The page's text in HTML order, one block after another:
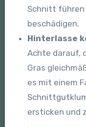
Schnitt führen
beschädigen.
Hinterlasse
Achte darauf,
Gras
es mit einem
ersticken und